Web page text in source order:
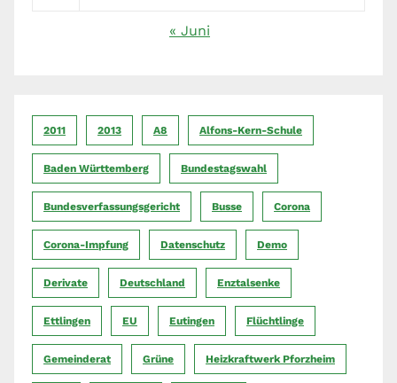
« Juni
2011 2013 A8 Alfons-Kern-Schule
Baden Württemberg Bundestagswahl
Bundesverfassungsgericht Busse Corona
Corona-Impfung Datenschutz Demo
Derivate Deutschland Enztalsenke
Ettlingen EU Eutingen Flüchtlinge
Gemeinderat Grüne Heizkraftwerk Pforzheim